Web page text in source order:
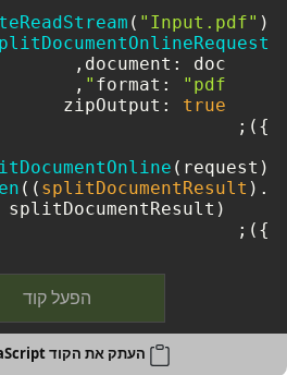
( "Input.pdf" );
document
format : "pdf"
zipOutput : true
.
( ( splitDocumentResult ) =>
});
הפעל קוד
העתק את הקוד JavaScript ללוח